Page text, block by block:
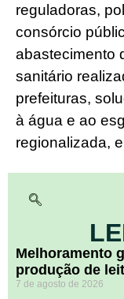
reguladoras,
consórcio
abastecimento
sanitário
prefeituras,
à água e ao
regionalizada,
Melhoramento
produção de
7 de agosto de 2026